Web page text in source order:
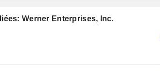
Werner Enterprises, Inc.